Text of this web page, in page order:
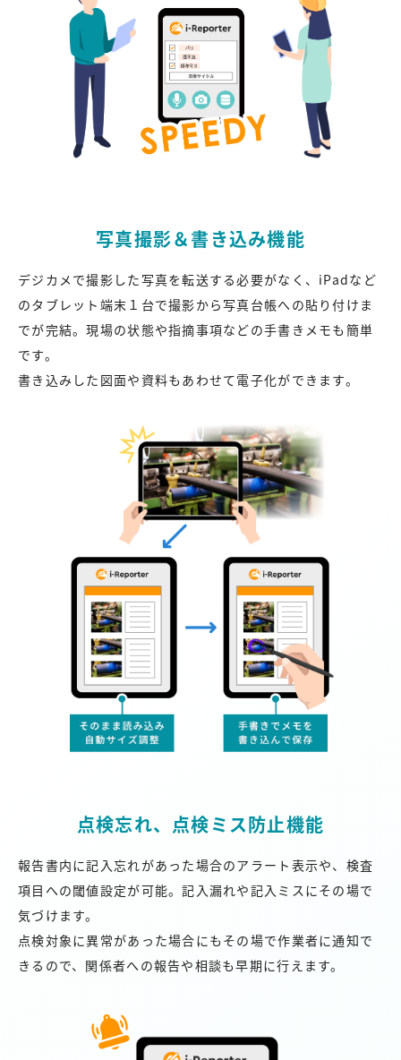
写真撮影＆書き込み機能
デジカメで撮影した写真を転送する必要がなく、iPadなど
のタブレット端末１台で撮影から写真台帳への貼り付けま
でが完結。現場の状態や指摘事項などの手書きメモも簡単
です。
書き込みした図面や資料もあわせて電子化ができます。
点検忘れ、点検ミス防止機能
報告書内に記入忘れがあった場合のアラート表示や、検査
項目への閾値設定が可能。記入漏れや記入ミスにその場で
気づけます。
点検対象に異常があった場合にもその場で作業者に通知で
きるので、関係者への報告や相談も早期に行えます。